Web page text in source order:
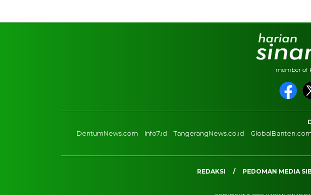
member of
DentumNews.com
Info7.id TangerangNews.co.id GlobalBanten.com
REDAKSI PEDOMAN MEDIA